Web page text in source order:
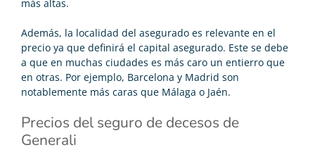
más altas.
Además, la localidad del asegurado es relevante en el
precio ya que definirá el capital asegurado. Este se debe
a que en muchas ciudades es más caro un entierro que
en otras. Por ejemplo, Barcelona y Madrid son
notablemente más caras que Málaga o Jaén.
Precios del seguro de decesos de
Generali